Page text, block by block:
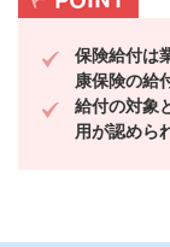
保険給付は
康保険の給
給付の対象
用が認めら